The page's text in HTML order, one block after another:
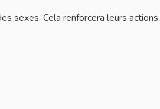
sexes. Cela renforcera leurs